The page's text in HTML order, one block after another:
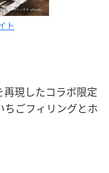
ト
現したコラボ限定
ごフィリングとホ